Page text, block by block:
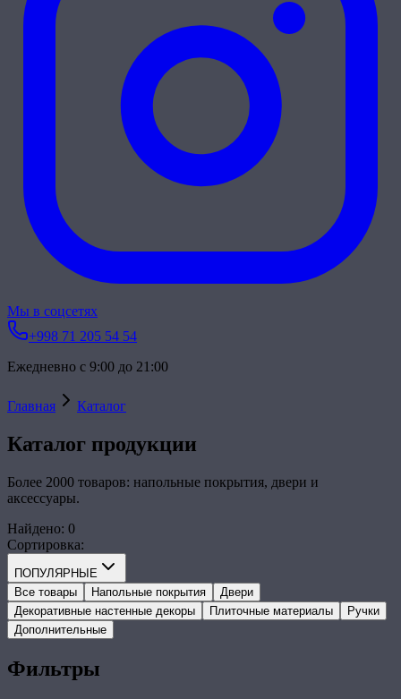
Мы в соцсетях
+998 71 205 54 54
Ежедневно с 9:00 до 21:00
Главная Каталог
Каталог продукции
Более 2000 товаров: напольные покрытия, двери и
аксессуары.
Найдено: 0
Сортировка:
ПОПУЛЯРНЫЕ
Все товары
Напольные покрытия
Двери
Декоративные настенные декоры
Плиточные материалы
Ручки
Дополнительные
Фильтры